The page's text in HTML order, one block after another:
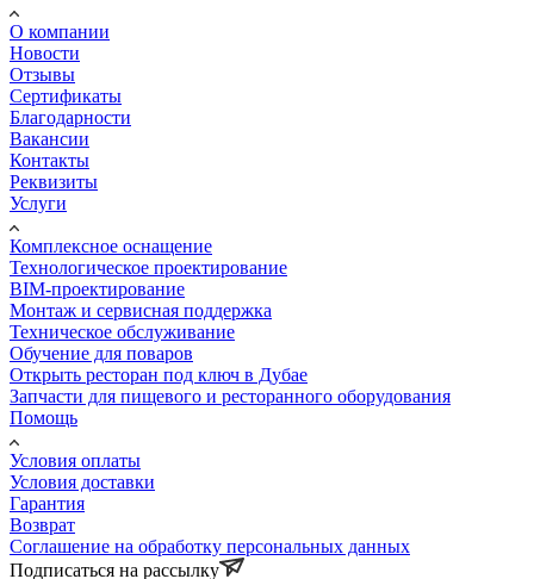
О компании
Новости
Отзывы
Сертификаты
Благодарности
Вакансии
Контакты
Реквизиты
Услуги
Комплексное оснащение
Технологическое проектирование
BIM-проектирование
Монтаж и сервисная поддержка
Техническое обслуживание
Обучение для поваров
Открыть ресторан под ключ в Дубае
Запчасти для пищевого и ресторанного оборудования
Помощь
Условия оплаты
Условия доставки
Гарантия
Возврат
Соглашение на обработку персональных данных
Подписаться на рассылку